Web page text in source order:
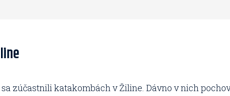
sa zúčastnili katakombách v Žiline. Dávno v nich